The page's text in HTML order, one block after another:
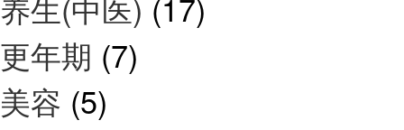
更年期 (7)
美容 (5)